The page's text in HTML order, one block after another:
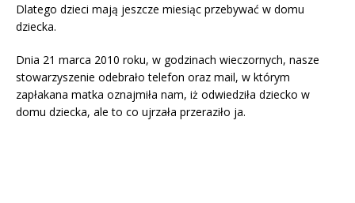
Dlatego dzieci mają jeszcze miesiąc przebywać w domu
dziecka.
Dnia 21 marca 2010 roku, w godzinach wieczornych, nasze
stowarzyszenie odebrało telefon oraz mail, w którym
zapłakana matka oznajmiła nam, iż odwiedziła dziecko w
domu dziecka, ale to co ujrzała przeraziło ja.